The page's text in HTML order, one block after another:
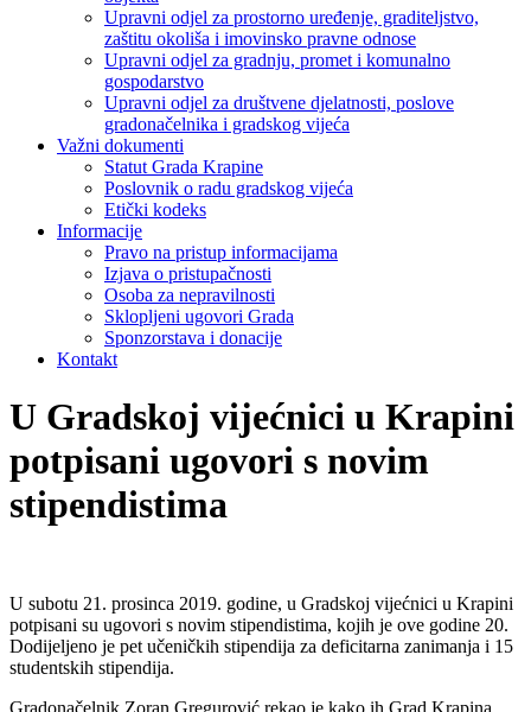
Upravni odjel za prostorno uređenje, graditeljstvo,
zaštitu okoliša i imovinsko pravne odnose
Upravni odjel za gradnju, promet i komunalno
gospodarstvo
Upravni odjel za društvene djelatnosti, poslove
gradonačelnika i gradskog vijeća
Važni dokumenti
Statut Grada Krapine
Poslovnik o radu gradskog vijeća
Etički kodeks
Informacije
Pravo na pristup informacijama
Izjava o pristupačnosti
Osoba za nepravilnosti
Sklopljeni ugovori Grada
Sponzorstava i donacije
Kontakt
U Gradskoj vijećnici u Krapini
potpisani ugovori s novim
stipendistima
U subotu 21. prosinca 2019. godine, u Gradskoj vijećnici u Krapini
potpisani su ugovori s novim stipendistima, kojih je ove godine 20.
Dodijeljeno je pet učeničkih stipendija za deficitarna zanimanja i 15
studentskih stipendija.
Gradonačelnik Zoran Gregurović rekao je kako ih Grad Krapina